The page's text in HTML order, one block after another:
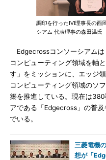
調印を行ったIVI理事長の西
シアム 代表理事の森田温氏
Edgecrossコンソーシアムは
コンピューティング領域を軸
す」をミッションに、エッジ
コンピューティング領域のソ
築を推進している。現在は
アである「Edgecross」の普
でいる。
三菱電機
想が「